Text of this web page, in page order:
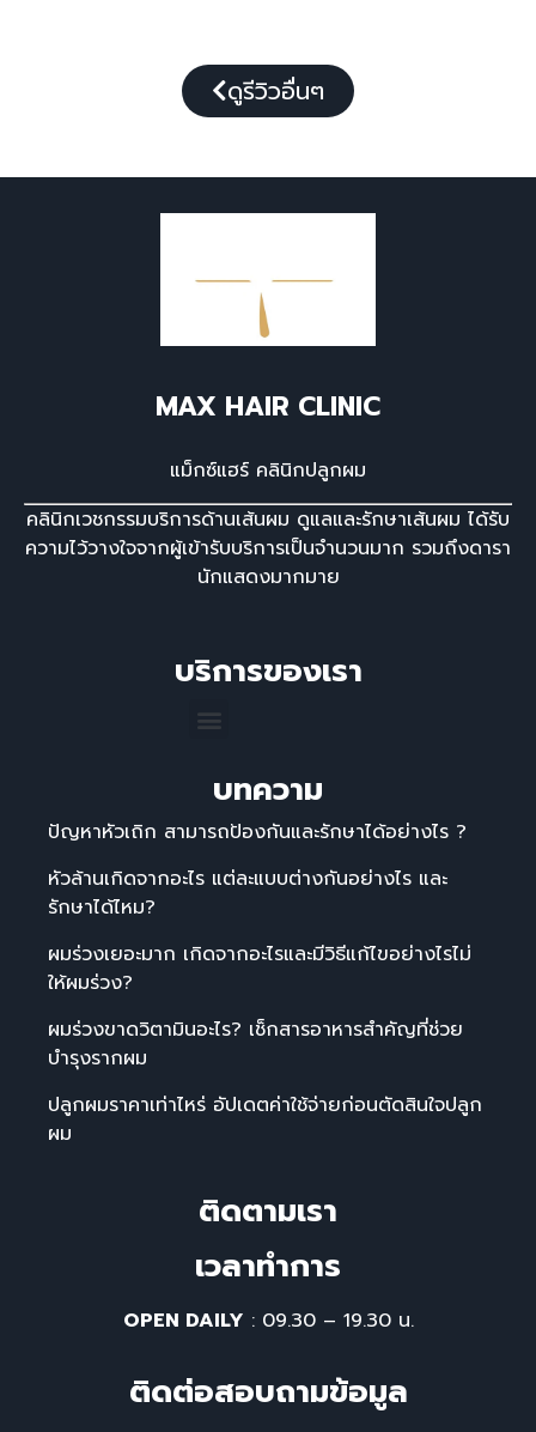
ดูรีวิวอื่นๆ
MAX HAIR CLINIC
แม็กซ์แฮร์ คลินิกปลูกผม
คลินิกเวชกรรมบริการด้านเส้นผม ดูแลและรักษาเส้นผม ได้รับ
ความไว้วางใจจากผู้เข้ารับบริการเป็นจํานวนมาก รวมถึงดารา
นักแสดงมากมาย
บริการของเรา
บทความ
ปัญหาหัวเถิก สามารถป้องกันและรักษาได้อย่างไร ?
หัวล้านเกิดจากอะไร แต่ละแบบต่างกันอย่างไร และ
รักษาได้ไหม?
ผมร่วงเยอะมาก เกิดจากอะไรและมีวิธีแก้ไขอย่างไรไม่
ให้ผมร่วง?
ผมร่วงขาดวิตามินอะไร? เช็กสารอาหารสำคัญที่ช่วย
บำรุงรากผม
ปลูกผมราคาเท่าไหร่ อัปเดตค่าใช้จ่ายก่อนตัดสินใจปลูก
ผม
ติดตามเรา
เวลาทําการ
OPEN DAILY : 09.30 – 19.30 น.
ติดต่อสอบถามข้อมูล